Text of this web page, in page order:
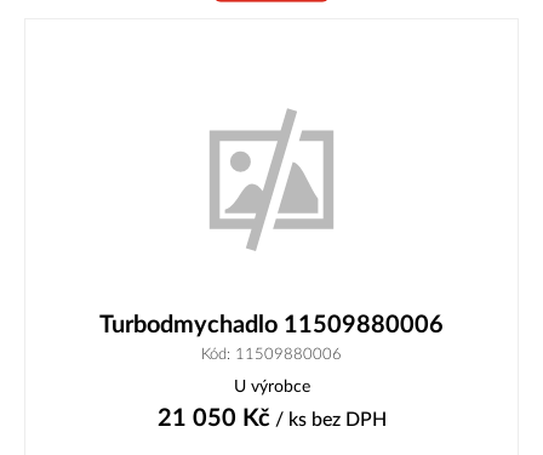
Turbodmychadlo 11509880006
Kód: 11509880006
U výrobce
21 050 Kč/ ks bez DPH